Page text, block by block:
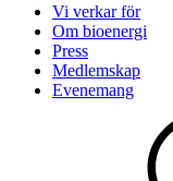
Vi verkar för
Om bioenergi
Press
Medlemskap
Evenemang